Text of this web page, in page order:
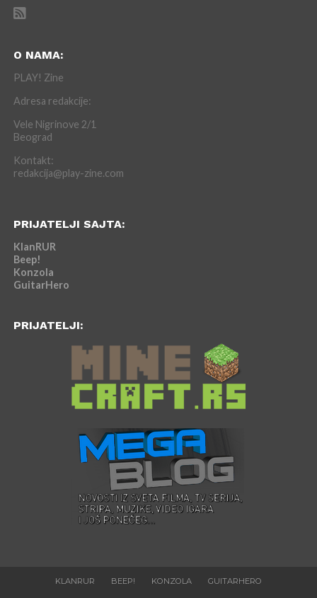
O NAMA:
PLAY! Zine
Adresa redakcije:
Vele Nigrinove 2/1
Beograd
Kontakt:
redakcija@play-zine.com
PRIJATELJI SAJTA:
KlanRUR
Beep!
Konzola
GuitarHero
PRIJATELJI:
KLANRUR BEEP! KONZOLA GUITARHERO